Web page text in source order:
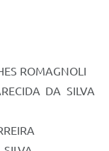
ROMAGNOLI
DA SILVA